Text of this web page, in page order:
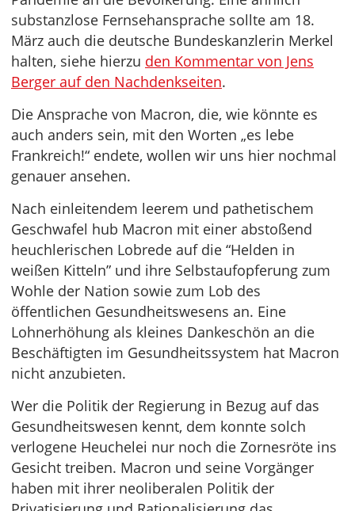
substanzlose Fernsehansprache sollte am 18.
März auch die deutsche Bundeskanzlerin Merkel
halten, siehe hierzu den Kommentar von Jens
Berger auf den Nachdenkseiten.
Die Ansprache von Macron, die, wie könnte es
auch anders sein, mit den Worten „es lebe
Frankreich!“ endete, wollen wir uns hier nochmal
genauer ansehen.
Nach einleitendem leerem und pathetischem
Geschwafel hub Macron mit einer abstoßend
heuchlerischen Lobrede auf die “Helden in
weißen Kitteln” und ihre Selbstaufopferung zum
Wohle der Nation sowie zum Lob des
öffentlichen Gesundheitswesens an. Eine
Lohnerhöhung als kleines Dankeschön an die
Beschäftigten im Gesundheitssystem hat Macron
nicht anzubieten.
Wer die Politik der Regierung in Bezug auf das
Gesundheitswesen kennt, dem konnte solch
verlogene Heuchelei nur noch die Zornesröte ins
Gesicht treiben. Macron und seine Vorgänger
haben mit ihrer neoliberalen Politik der